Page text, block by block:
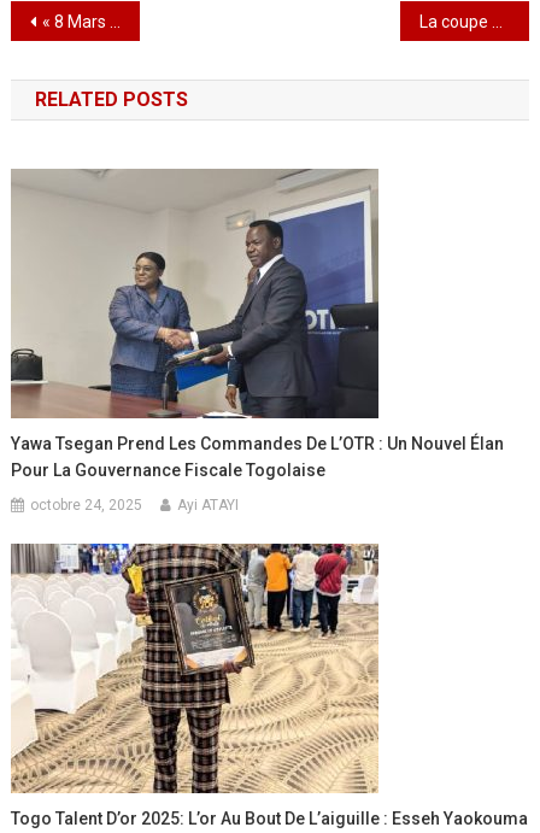
Navigation
de
l’article
« 8 Mars 2025 : L’ONG C.A.F.E en première ligne pour l’égalité et l’autonomisation des femmes »
RELATED POSTS
Yawa Tsegan Prend Les Commandes De L’OTR : Un Nouvel Élan
Pour La Gouvernance Fiscale Togolaise
octobre 24, 2025 Ayi ATAYI
Togo Talent D’or 2025: L’or Au Bout De L’aiguille : Esseh Yaokouma